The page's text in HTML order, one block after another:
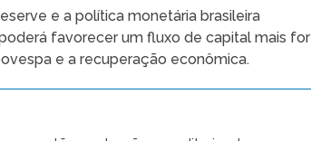
e a política monetária brasileira
favorecer um fluxo de capital mais
e a recuperação econômica.